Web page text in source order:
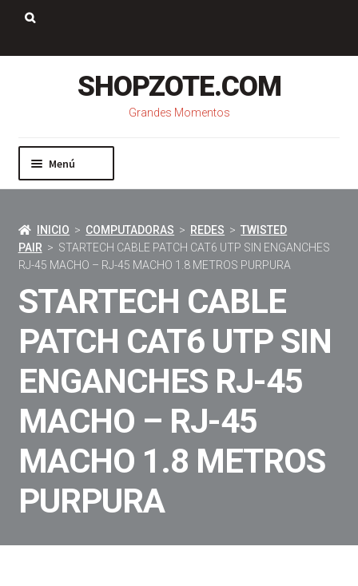
Saltar
navegación
Ir
contenido
SHOPZOTE.COM
Grandes Momentos
Menú
Mi cuenta
Carrito
Contacto
INICIO > COMPUTADORAS > REDES >TWISTED
PAIR > STARTECH CABLE PATCH CAT6 UTP SIN ENGANCHES
RJ-45 MACHO – RJ-45 MACHO 1.8 METROS PURPURA
STARTECH CABLE
PATCH CAT6 UTP SIN
ENGANCHES RJ-45
MACHO – RJ-45
MACHO 1.8 METROS
PURPURA